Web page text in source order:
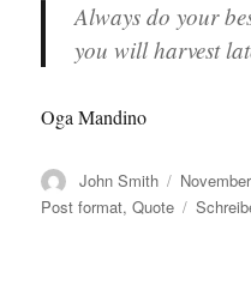
Always do your
you will harvest
Oga Mandino
Autor
John Smith
am
Post format,Quote